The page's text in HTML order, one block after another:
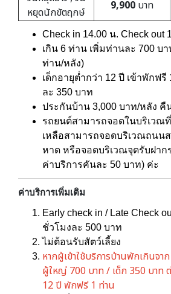
หยุดนักขัตฤกษ์
9,900 บาท
Check in 14.00 น. Check out
เกิน 6 ท่าน เพิ่มท่านละ 700 บ
ท่าน/หลัง)
เด็กอายุต่ำกว่า 12 ปี เข้าพักฟ
ละ 350 บาท
ประกันบ้าน 3,000 บาท/หลัง คื
รถยนต์สามารถจอดในบริเวณ
เหลือสามารถจอดบริเวณถนน
หาด หรือจอดบริเวณจุดรับฝา
ค่าบริการคันละ 50 บาท) ค่ะ
ค่าบริการเพิ่มเติม
Early check in / Late Check
ชั่วโมงละ 500 บาท
ไม่ต้อนรับสัตว์เลี้ยง
หากผู้เข้าใช้บริการบ้านพักเกินจา
ผู้ใหญ่ 700 บาท / เด็ก 350 บาท
12 ปี พักฟรี 1 ท่าน